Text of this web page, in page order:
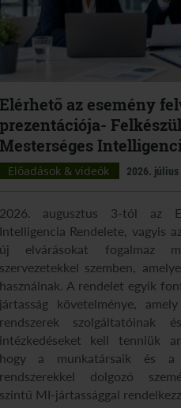
az esemény
Előadások & videók 2026. július
augusztus 3-tól az
Rendelete, vagyis
elvárásokat fogalmaz
szemben,
A rendelet egyik
követelménye,
szolgáltatóinak
kell tenniük
a munkatársaik és a
dolgozó
MI-jártassággal